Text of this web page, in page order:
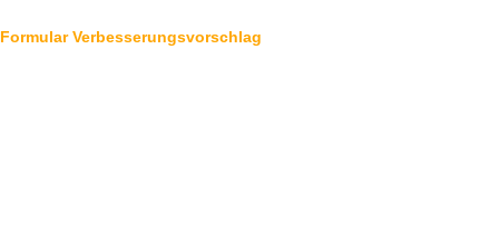
Formular Verbesserungsvorschlag